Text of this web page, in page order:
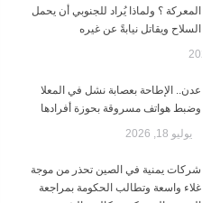
المعركة ؟ ولماذا يُراد للجنوبي أن يحمل
السلاح ويقاتل نيابةً عن غيره
عدن.. الإطاحة بعصابة نشل في المعلا
وضبط هواتف مسروقة بحوزة أفرادها
يوليو 18, 2026
شركات يمنية في الصين تحذر من موجة
غلاء واسعة وتطالب الحكومة بمراجعة